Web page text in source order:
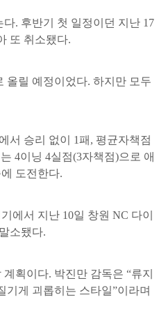
. 후반기 첫 일정이던 지난 17
또 취소됐다.
올릴 예정이었다. 하지만 모두
서 승리 없이 1패, 평균자책점
4이닝 4실점(3자책점)으로 애
도전한다.
에서 지난 10일 창원 NC 다이
소됐다.
획이다. 박진만 감독은 “류지
기게 괴롭히는 스타일”이라며